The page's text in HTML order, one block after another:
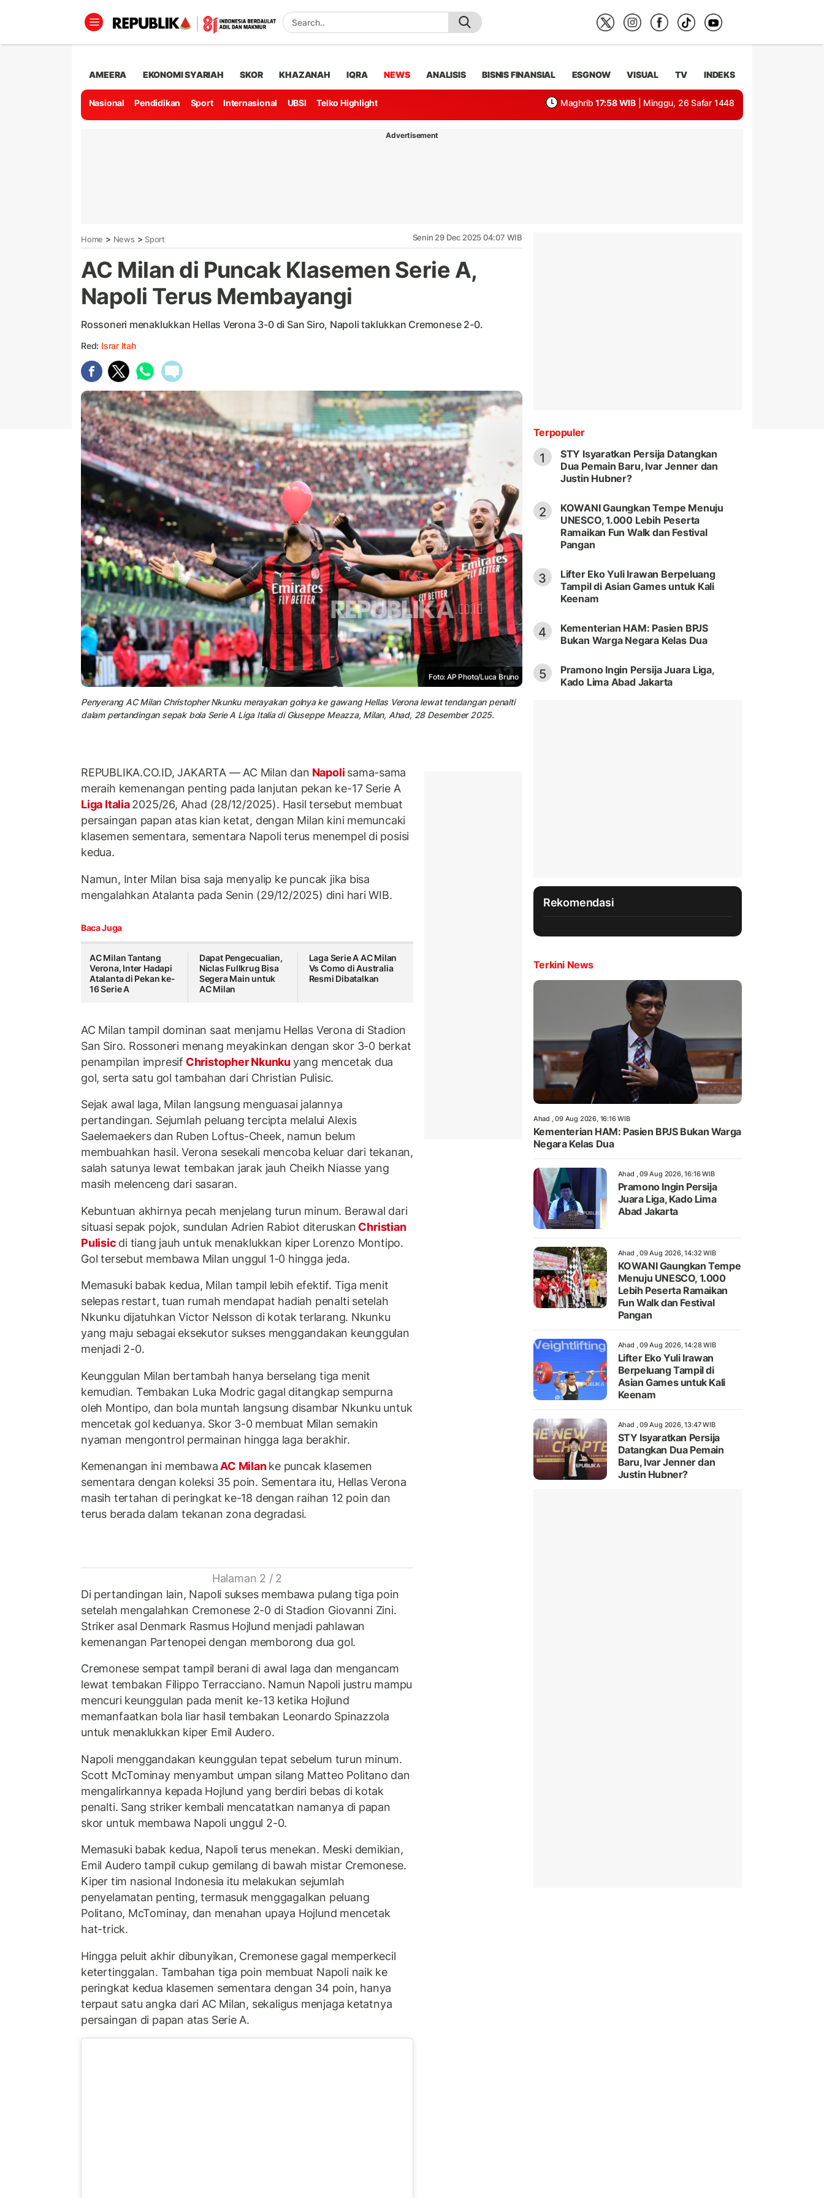
AMEERA EKONOMI SYARIAH SKOR KHAZANAH IQRA NEWS ANALISIS BISNIS FINANSIAL ESGNOW VISUAL TV INDEKS
Nasional Pendidikan Sport Internasional UBSI Telko Highlight Maghrib 17:58 WIB | Minggu, 26 Safar 1448
Advertisement
Home > News > Sport Senin 29 Dec 2025 04:07 WIB
AC Milan di Puncak Klasemen Serie A,
Napoli Terus Membayangi
Rossoneri menaklukkan Hellas Verona 3-0 di San Siro, Napoli taklukkan Cremonese 2-0.
Red: Israr Itah
Foto: AP Photo/Luca Bruno
Penyerang AC Milan Christopher Nkunku merayakan golnya ke gawang Hellas Verona lewat tendangan penalti
dalam pertandingan sepak bola Serie A Liga Italia di Giuseppe Meazza, Milan, Ahad, 28 Desember 2025.
REPUBLIKA.CO.ID, JAKARTA — AC Milan dan Napoli sama-sama
meraih kemenangan penting pada lanjutan pekan ke-17 Serie A
Liga Italia2025/26, Ahad (28/12/2025). Hasil tersebut membuat
persaingan papan atas kian ketat, dengan Milan kini memuncaki
klasemen sementara, sementara Napoli terus menempel di posisi
kedua.
Namun, Inter Milan bisa saja menyalip ke puncak jika bisa
mengalahkan Atalanta pada Senin (29/12/2025) dini hari WIB.
Baca Juga
AC Milan Tantang
Verona, Inter Hadapi
Atalanta di Pekan ke-
16 Serie A
Dapat Pengecualian,
Niclas Fullkrug Bisa
Segera Main untuk
AC Milan
Laga Serie A AC Milan
Vs Como di Australia
Resmi Dibatalkan
AC Milan tampil dominan saat menjamu Hellas Verona di Stadion
San Siro. Rossoneri menang meyakinkan dengan skor 3-0 berkat
penampilan impresif Christopher Nkunkuyang mencetak dua
gol, serta satu gol tambahan dari Christian Pulisic.
Sejak awal laga, Milan langsung menguasai jalannya
pertandingan. Sejumlah peluang tercipta melalui Alexis
Saelemaekers dan Ruben Loftus-Cheek, namun belum
membuahkan hasil. Verona sesekali mencoba keluar dari tekanan,
salah satunya lewat tembakan jarak jauh Cheikh Niasse yang
masih melenceng dari sasaran.
Kebuntuan akhirnya pecah menjelang turun minum. Berawal dari
situasi sepak pojok, sundulan Adrien Rabiot diteruskan Christian
Pulisic di tiang jauh untuk menaklukkan kiper Lorenzo Montipo.
Gol tersebut membawa Milan unggul 1-0 hingga jeda.
Memasuki babak kedua, Milan tampil lebih efektif. Tiga menit
selepas restart, tuan rumah mendapat hadiah penalti setelah
Nkunku dijatuhkan Victor Nelsson di kotak terlarang. Nkunku
yang maju sebagai eksekutor sukses menggandakan keunggulan
menjadi 2-0.
Keunggulan Milan bertambah hanya berselang tiga menit
kemudian. Tembakan Luka Modric gagal ditangkap sempurna
oleh Montipo, dan bola muntah langsung disambar Nkunku untuk
mencetak gol keduanya. Skor 3-0 membuat Milan semakin
nyaman mengontrol permainan hingga laga berakhir.
Kemenangan ini membawa AC Milanke puncak klasemen
sementara dengan koleksi 35 poin. Sementara itu, Hellas Verona
masih tertahan di peringkat ke-18 dengan raihan 12 poin dan
terus berada dalam tekanan zona degradasi.
Halaman 2 / 2
Di pertandingan lain, Napoli sukses membawa pulang tiga poin
setelah mengalahkan Cremonese 2-0 di Stadion Giovanni Zini.
Striker asal Denmark Rasmus Hojlund menjadi pahlawan
kemenangan Partenopei dengan memborong dua gol.
Cremonese sempat tampil berani di awal laga dan mengancam
lewat tembakan Filippo Terracciano. Namun Napoli justru mampu
mencuri keunggulan pada menit ke-13 ketika Hojlund
memanfaatkan bola liar hasil tembakan Leonardo Spinazzola
untuk menaklukkan kiper Emil Audero.
Napoli menggandakan keunggulan tepat sebelum turun minum.
Scott McTominay menyambut umpan silang Matteo Politano dan
mengalirkannya kepada Hojlund yang berdiri bebas di kotak
penalti. Sang striker kembali mencatatkan namanya di papan
skor untuk membawa Napoli unggul 2-0.
Memasuki babak kedua, Napoli terus menekan. Meski demikian,
Emil Audero tampil cukup gemilang di bawah mistar Cremonese.
Kiper tim nasional Indonesia itu melakukan sejumlah
penyelamatan penting, termasuk menggagalkan peluang
Politano, McTominay, dan menahan upaya Hojlund mencetak
hat-trick.
Hingga peluit akhir dibunyikan, Cremonese gagal memperkecil
ketertinggalan. Tambahan tiga poin membuat Napoli naik ke
peringkat kedua klasemen sementara dengan 34 poin, hanya
terpaut satu angka dari AC Milan, sekaligus menjaga ketatnya
persaingan di papan atas Serie A.
Terpopuler
1
STY Isyaratkan Persija Datangkan
Dua Pemain Baru, Ivar Jenner dan
Justin Hubner?
2
KOWANI Gaungkan Tempe Menuju
UNESCO, 1.000 Lebih Peserta
Ramaikan Fun Walk dan Festival
Pangan
3
Lifter Eko Yuli Irawan Berpeluang
Tampil di Asian Games untuk Kali
Keenam
4
Kementerian HAM: Pasien BPJS
Bukan Warga Negara Kelas Dua
5
Pramono Ingin Persija Juara Liga,
Kado Lima Abad Jakarta
Rekomendasi
Terkini News
Ahad , 09 Aug 2026, 16:16 WIB
Kementerian HAM: Pasien BPJS Bukan Warga
Negara Kelas Dua
Ahad , 09 Aug 2026, 16:16 WIB
Pramono Ingin Persija
Juara Liga, Kado Lima
Abad Jakarta
Ahad , 09 Aug 2026, 14:32 WIB
KOWANI Gaungkan Tempe
Menuju UNESCO, 1.000
Lebih Peserta Ramaikan
Fun Walk dan Festival
Pangan
Ahad , 09 Aug 2026, 14:28 WIB
Lifter Eko Yuli Irawan
Berpeluang Tampil di
Asian Games untuk Kali
Keenam
Ahad , 09 Aug 2026, 13:47 WIB
STY Isyaratkan Persija
Datangkan Dua Pemain
Baru, Ivar Jenner dan
Justin Hubner?